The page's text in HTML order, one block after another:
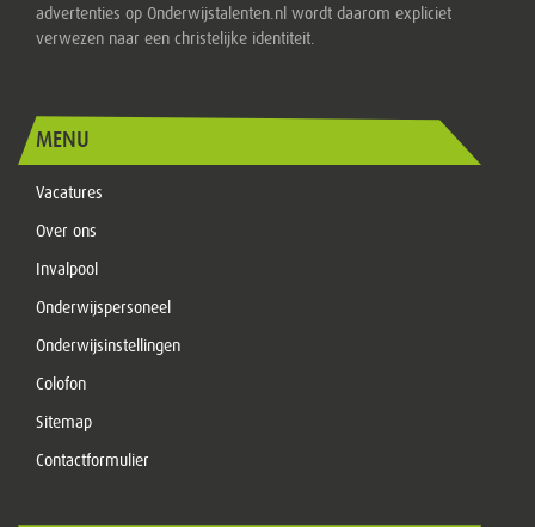
advertenties op Onderwijstalenten.nl wordt daarom expliciet
verwezen naar een christelijke identiteit.
MENU
Vacatures
Over ons
Invalpool
Onderwijspersoneel
Onderwijsinstellingen
Colofon
Sitemap
Contactformulier